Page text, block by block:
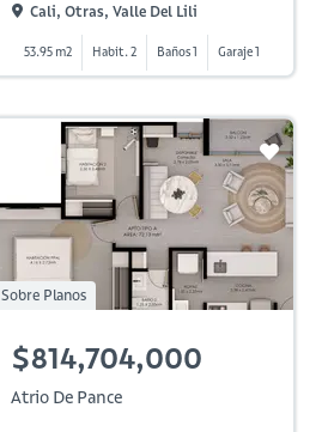
Cali, Otras, Valle Del Lili
53.95 m2 Habit. 2 Baños 1 Garaje 1
Sobre Planos
$814,704,000
Atrio De Pance